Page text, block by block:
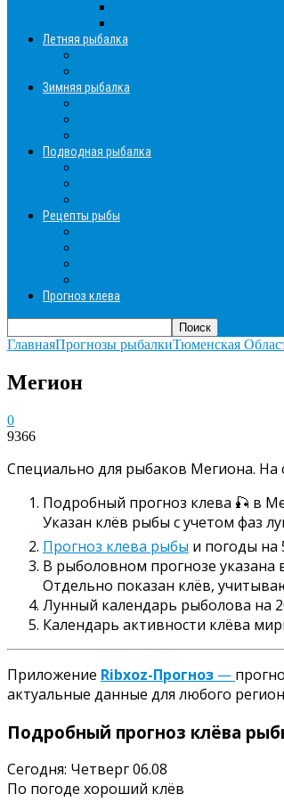
Летняя рыбалка
Зимняя рыбалка
Подводная рыбалка
Рецепты рыбы
Прогноз клева
ГлавнаяПрогнозы рыбалкиТюменская
Мегион
0
9366
Специально для рыбаков Мегиона.
Подробный прогноз клева 🎣 в
Указан клёв рыбы с учетом фаз
Прогноз клева рыбы и погоды на
В рыболовном прогнозе указана
Отдельно показан клёв,
Лунный календарь рыболова на
Календарь активности клёва
Приложение Ribxoz-Прогноз —
актуальные данные для любого
Подробный прогноз клёва
Сегодня: Четверг 06.08
По погоде хороший клёв